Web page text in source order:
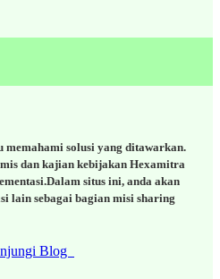
solusi yang ditawarkan.
dan kajian kebijakan Hexamitra
situs ini, anda akan
lain sebagai bagian misi sharing
Blog